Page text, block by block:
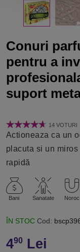
Conuri
pentru a
suport
14 VOTURI
Actioneaza ca un
placuta si un
rapidă
Bani Sanatate Noroc
ÎN STOC Cod:
490Lei